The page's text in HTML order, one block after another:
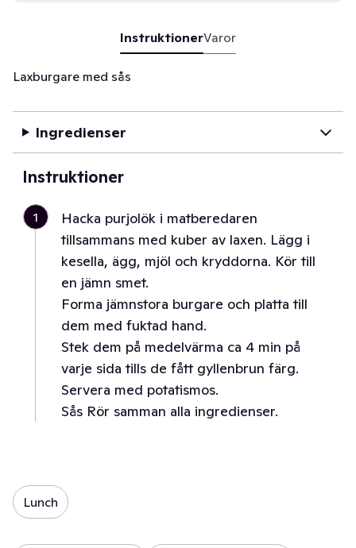
InstruktionerVaror
Laxburgare med sås
Ingredienser
Instruktioner
1
Hacka purjolök i matberedaren
tillsammans med kuber av laxen. Lägg i
kesella, ägg, mjöl och kryddorna. Kör till
en jämn smet.
Forma jämnstora burgare och platta till
dem med fuktad hand.
Stek dem på medelvärma ca 4 min på
varje sida tills de fått gyllenbrun färg.
Servera med potatismos.
Sås Rör samman alla ingredienser.
Lunch